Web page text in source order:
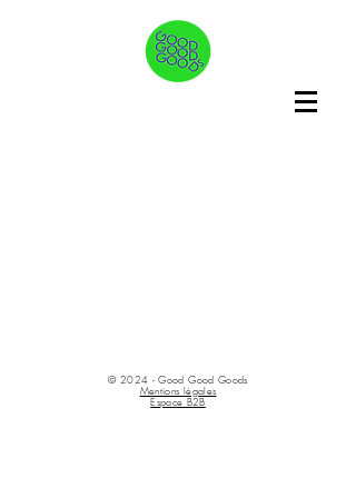
© 2024 - Good Good Goods
Mentions légales
Espace B2B